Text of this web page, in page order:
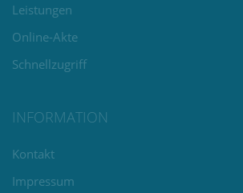
Leistungen
Online-Akte
Schnellzugriff
INFORMATION
Navigation
Kontakt
Impressum